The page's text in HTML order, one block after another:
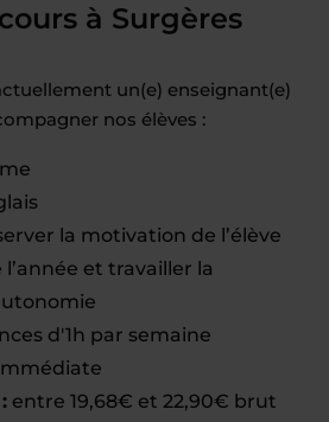
à Surgères
un(e) enseignant(e)
nos élèves :
la motivation de l’élève
et travailler la
d'1h par semaine
entre 19,68€ et 22,90€ brut